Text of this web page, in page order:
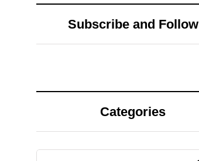
Subscribe and Follow
Categories